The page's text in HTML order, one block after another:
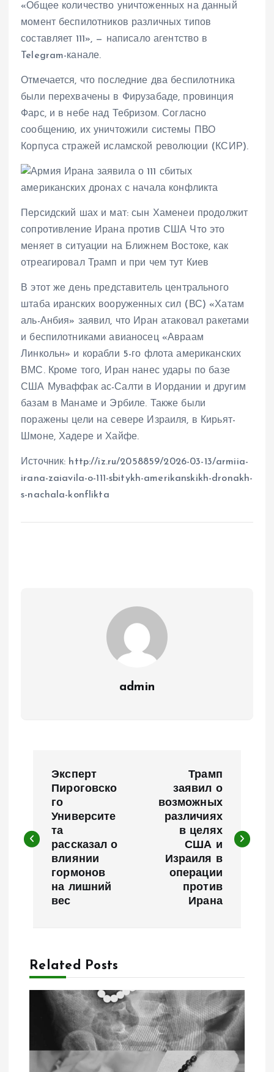
«Общее количество уничтоженных на данный
момент беспилотников различных типов
составляет 111», — написало агентство в
Telegram-канале.
Отмечается, что последние два беспилотника
были перехвачены в Фирузабаде, провинция
Фарс, и в небе над Тебризом. Согласно
сообщению, их уничтожили системы ПВО
Корпуса стражей исламской революции (КСИР).
Персидский шах и мат: сын Хаменеи продолжит
сопротивление Ирана против США Что это
меняет в ситуации на Ближнем Востоке, как
отреагировал Трамп и при чем тут Киев
В этот же день представитель центрального
штаба иранских вооруженных сил (ВС) «Хатам
аль-Анбия» заявил, что Иран атаковал ракетами
и беспилотниками авианосец «Авраам
Линкольн» и корабли 5-го флота американских
ВМС. Кроме того, Иран нанес удары по базе
США Муваффак ас-Салти в Иордании и другим
базам в Манаме и Эрбиле. Также были
поражены цели на севере Израиля, в Кирьят-
Шмоне, Хадере и Хайфе.
Источник: http://iz.ru/2058859/2026-03-13/armiia-
irana-zaiavila-o-111-sbitykh-amerikanskikh-dronakh-
s-nachala-konflikta
admin
в
и
и
Эксперт
Пироговско
го
Университе
та
рассказал о
влиянии
гормонов
на лишний
вес
Трамп
заявил о
возможных
различиях
в целях
США и
Израиля в
операции
против
Ирана
Related Posts